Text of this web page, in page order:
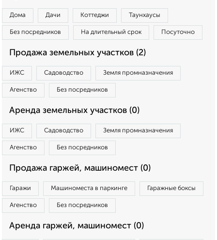
Дома Дачи Коттеджи Таунхаусы
Без посредников На длительный срок Посуточно
Продажа земельных участков (2)
ИЖС Садоводство Земля промназначения
Агенство Без посредников
Аренда земельных участков (0)
ИЖС Садоводство Земля промназначения
Агенство Без посредников
Продажа гаржей, машиномест (0)
Гаражи Машиноместа в паркинге Гаражные боксы
Агенство Без посредников
Аренда гаржей, машиномест (0)